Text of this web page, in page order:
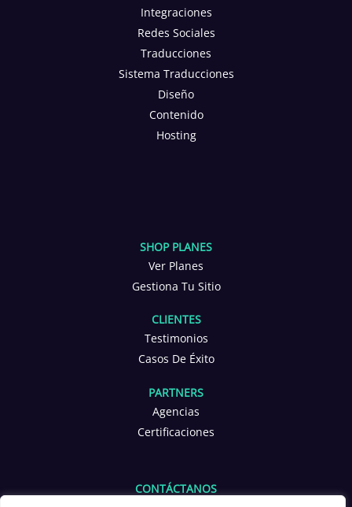
Integraciones
Redes Sociales
Traducciones
Sistema Traducciones
Diseño
Contenido
Hosting
SHOP PLANES
Ver Planes
Gestiona Tu Sitio
CLIENTES
Testimonios
Casos De Éxito
PARTNERS
Agencias
Certificaciones
CONTÁCTANOS